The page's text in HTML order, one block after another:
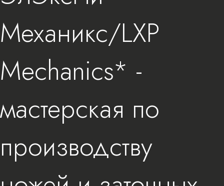
Механикс/LXP
Mechanics* -
мастерская по
производству